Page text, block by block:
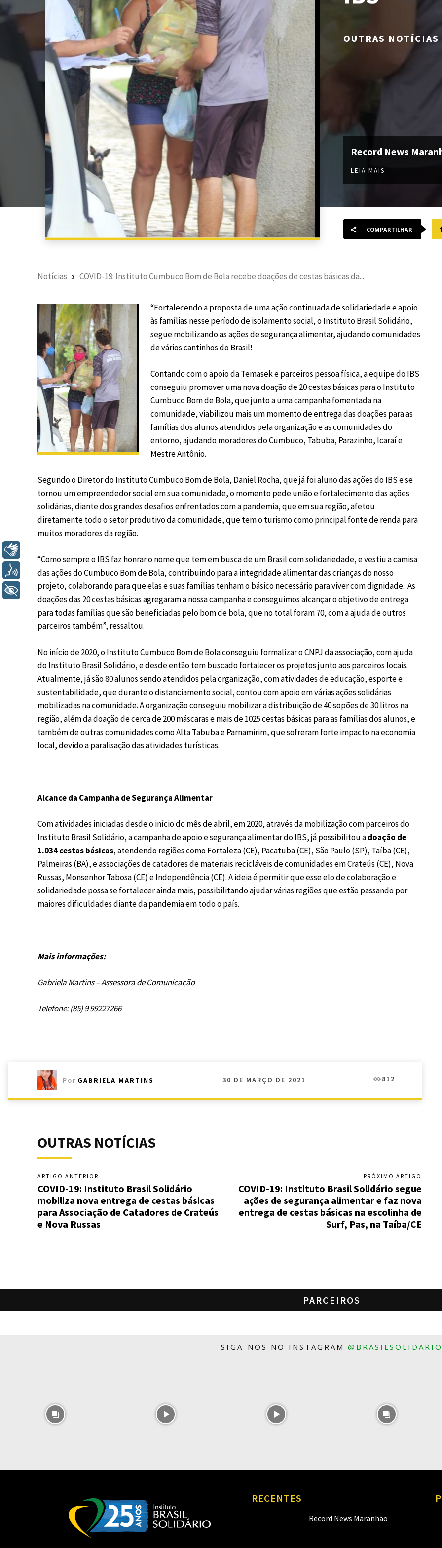
OUTRAS NOTÍCIAS
Record News
LEIA MAIS
COMPARTILHAR
Notícias COVID-19: Instituto Cumbuco Bom de Bola recebe doações de cestas básicas da...
“Fortalecendo a proposta de uma ação continuada de solidariedade e apoio
às famílias nesse período de isolamento social, o Instituto Brasil Solidário,
segue mobilizando as ações de segurança alimentar, ajudando comunidades
de vários cantinhos do Brasil!
Contando com o apoio da Temasek e parceiros pessoa física, a equipe do IBS
conseguiu promover uma nova doação de 20 cestas básicas para o Instituto
Cumbuco Bom de Bola, que junto a uma campanha fomentada na
comunidade, viabilizou mais um momento de entrega das doações para as
famílias dos alunos atendidos pela organização e as comunidades do
entorno, ajudando moradores do Cumbuco, Tabuba, Parazinho, Icaraí e
Mestre Antônio.
Segundo o Diretor do Instituto Cumbuco Bom de Bola, Daniel Rocha, que já foi aluno das ações do IBS e se
tornou um empreendedor social em sua comunidade, o momento pede união e fortalecimento das ações
solidárias, diante dos grandes desafios enfrentados com a pandemia, que em sua região, afetou
diretamente todo o setor produtivo da comunidade, que tem o turismo como principal fonte de renda para
muitos moradores da região.
“Como sempre o IBS faz honrar o nome que tem em busca de um Brasil com solidariedade, e vestiu a camisa
das ações do Cumbuco Bom de Bola, contribuindo para a integridade alimentar das crianças do nosso
projeto, colaborando para que elas e suas famílias tenham o básico necessário para viver com dignidade. As
doações das 20 cestas básicas agregaram a nossa campanha e conseguimos alcançar o objetivo de entrega
para todas famílias que são beneficiadas pelo bom de bola, que no total foram 70, com a ajuda de outros
parceiros também”, ressaltou.
No início de 2020, o Instituto Cumbuco Bom de Bola conseguiu formalizar o CNPJ da associação, com ajuda
do Instituto Brasil Solidário, e desde então tem buscado fortalecer os projetos junto aos parceiros locais.
Atualmente, já são 80 alunos sendo atendidos pela organização, com atividades de educação, esporte e
sustentabilidade, que durante o distanciamento social, contou com apoio em várias ações solidárias
mobilizadas na comunidade. A organização conseguiu mobilizar a distribuição de 40 sopões de 30 litros na
região, além da doação de cerca de 200 máscaras e mais de 1025 cestas básicas para as famílias dos alunos, e
também de outras comunidades como Alta Tabuba e Parnamirim, que sofreram forte impacto na economia
local, devido a paralisação das atividades turísticas.
Alcance da Campanha de Segurança Alimentar
Com atividades iniciadas desde o início do mês de abril, em 2020, através da mobilização com parceiros do
Instituto Brasil Solidário, a campanha de apoio e segurança alimentar do IBS, já possibilitou adoação de
1.034 cestas básicas, atendendo regiões como Fortaleza (CE), Pacatuba (CE), São Paulo (SP), Taíba (CE),
Palmeiras (BA), e associações de catadores de materiais recicláveis de comunidades em Crateús (CE), Nova
Russas, Monsenhor Tabosa (CE) e Independência (CE). A ideia é permitir que esse elo de colaboração e
solidariedade possa se fortalecer ainda mais, possibilitando ajudar várias regiões que estão passando por
maiores dificuldades diante da pandemia em todo o país.
Mais informações:
Gabriela Martins – Assessora de Comunicação
Telefone: (85) 9 99227266
Por GABRIELA MARTINS 30 DE MARÇO DE 2021 812
OUTRAS NOTÍCIAS
ARTIGO ANTERIOR
COVID-19: Instituto Brasil Solidário
mobiliza nova entrega de cestas básicas
para Associação de Catadores de Crateús
e Nova Russas
PRÓXIMO ARTIGO
COVID-19: Instituto Brasil Solidário segue
ações de segurança alimentar e faz nova
entrega de cestas básicas na escolinha de
Surf, Pas, na Taíba/CE
PARCEIROS
SIGA-NOS NO INSTAGRAM @BRASILSOLIDARIO
RECENTES
Record News Maranhão
Voz
+ Acessibilidade